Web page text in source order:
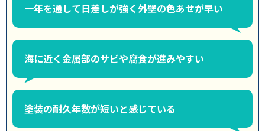
一年を通して日差しが強く外壁の色あせが早い
海に近く金属部のサビや腐食が進みやすい
塗装の耐久年数が短いと感じている